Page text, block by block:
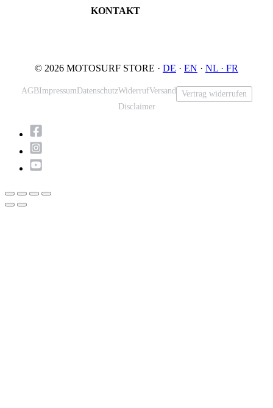
KONTAKT
© 2026 MOTOSURF STORE · DE · EN · NL · FR
AGBImpressum DatenschutzWiderrufVersand
Vertrag widerrufen
Disclaimer
Nach
oben